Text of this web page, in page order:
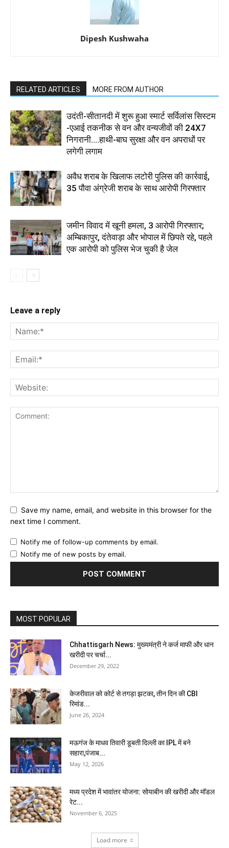
Dipesh Kushwaha
RELATED ARTICLES MORE FROM AUTHOR
उदंती-सीतानदी में शुरू हुआ स्मार्ट सर्विलांस सिस्टम
-एआई तकनीक से वन और वन्यजीवों की 24X7
निगरानी....हाथी-बाघ सुरक्षा और वन अपराधों पर
लगेगी लगाम
अवैध शराब के खिलाफ लटोरी पुलिस की कार्रवाई,
35 पौवा अंग्रेजी शराब के साथ आरोपी गिरफ्तार
जमीन विवाद में खूनी हमला, 3 आरोपी गिरफ्तार;
अम्बिकापुर, दंतेवाड़ा और भोपाल में छिपते रहे, पहले
एक आरोपी को पुलिस भेज चुकी है जेल
Leave a reply
Save my name, email, and website in this browser for the
next time I comment.
Notify me of follow-up comments by email.
Notify me of new posts by email.
MOST POPULAR
Chhattisgarh News: मुख्यमंत्री ने कर्ज माफी और धान
खरीदी पर चर्चा...
December 29, 2022
केजरीवाल को कोर्ट से तगड़ा झटका, तीन दिन की CBI
रिमांड...
June 26, 2024
मऊगंज के माधव तिवारी डूबती द‍िल्ली का IPL में बने
सहारा,पंजाब...
May 12, 2026
मध्य प्रदेश में भावांतर योजना: सोयाबीन की खरीदी और मॉडल
रेट...
November 6, 2025
Load more